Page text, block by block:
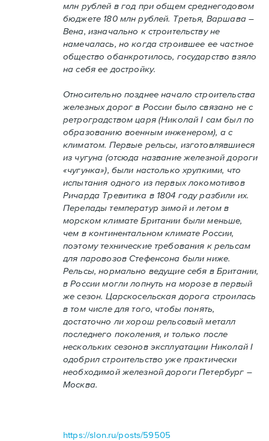
млн рублей в год при общем среднегодовом
бюджете 180 млн рублей. Третья, Варшава –
Вена, изначально к строительству не
намечалась, но когда строившее ее частное
общество обанкротилось, государство взяло
на себя ее достройку.
Относительно позднее начало строительства
железных дорог в России было связано не с
ретроградством царя (Николай I сам был по
образованию военным инженером), а с
климатом. Первые рельсы, изготовлявшиеся
из чугуна (отсюда название железной дороги
«чугунка»), были настолько хрупкими, что
испытания одного из первых локомотивов
Ричарда Тревитика в 1804 году разбили их.
Перепады температур зимой и летом в
морском климате Британии были меньше,
чем в континентальном климате России,
поэтому технические требования к рельсам
для паровозов Стефенсона были ниже.
Рельсы, нормально ведущие себя в Британии,
в России могли лопнуть на морозе в первый
же сезон. Царскосельская дорога строилась
в том числе для того, чтобы понять,
достаточно ли хорош рельсовый металл
последнего поколения, и только после
нескольких сезонов эксплуатации Николай I
одобрил строительство уже практически
необходимой железной дороги Петербург –
Москва.
https://slon.ru/posts/59505